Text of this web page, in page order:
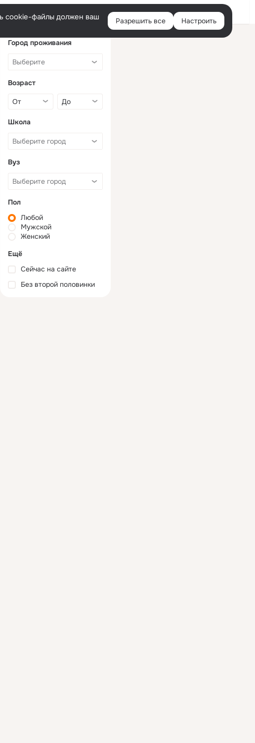
Войти
cookie-файлы должен ваш
Разрешить все Настроить
Город проживания
Возраст
Школа
Вуз
Пол
Любой
Мужской
Женский
Ещё
Сейчас на сайте
Без второй половинки